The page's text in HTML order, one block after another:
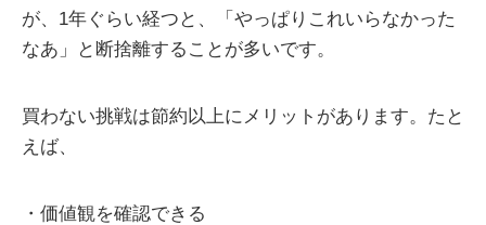
が、1年ぐらい経つと、「やっぱりこれいらなかった
なあ」と断捨離することが多いです。
買わない挑戦は節約以上にメリットがあります。たと
えば、
・価値観を確認できる